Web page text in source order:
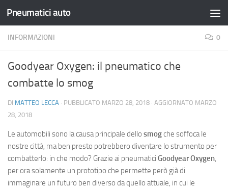
Salta al contenuto
Pneumatici auto
INFORMAZIONI 0
Goodyear Oxygen: il pneumatico che
combatte lo smog
DI MATTEO LECCA · PUBBLICATO MARZO 28, 2018 · AGGIORNATO MARZO
28, 2018
Le automobili sono la causa principale dello smogche soffoca le
nostre città, ma ben presto potrebbero diventare lo strumento per
combatterlo: in che modo? Grazie ai pneumatici Goodyear Oxygen,
per ora solamente un prototipo che permette però già di
immaginare un futuro ben diverso da quello attuale, in cui le